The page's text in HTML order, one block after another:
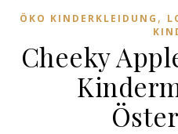
ÖKO KINDERKLEIDUNG ,
Cheeky